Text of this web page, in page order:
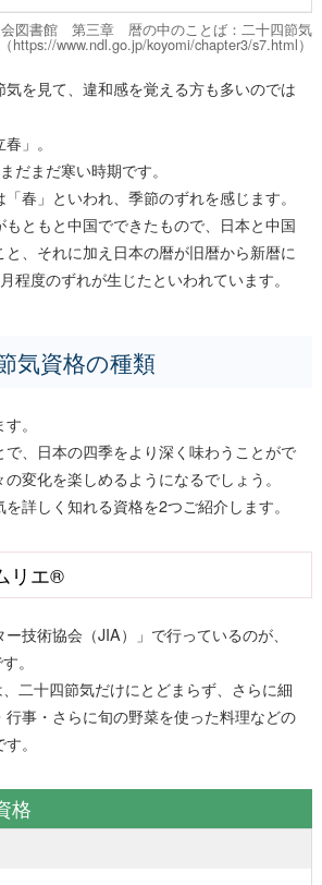
会図書館 第三章 暦の中のことば：二十四節気
（https://www.ndl.go.jp/koyomi/chapter3/s7.html）
気を見て、違和感を覚える方も多いのでは
」。
だまだ寒い時期です。
春」といわれ、季節のずれを感じます。
ともと中国でできたもので、日本と中国
、それに加え日本の暦が旧暦から新暦に
程度のずれが生じたといわれています。
気資格の種類
。
、日本の四季をより深く味わうことがで
変化を楽しめるようになるでしょう。
詳しく知れる資格を2つご紹介します。
リエ®
ー技術協会（JIA）」で行っているのが、
。
二十四節気だけにとどまらず、さらに細
事・さらに旬の野菜を使った料理などの
。
格